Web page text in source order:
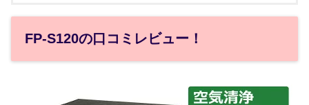
FP-S120の口コミレビュー！